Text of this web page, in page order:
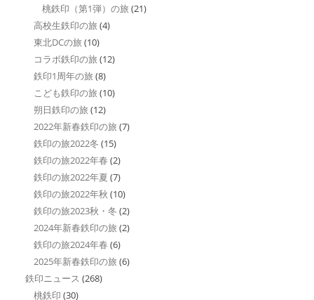
桃鉄印（第1弾）の旅 (21)
高校生鉄印の旅 (4)
東北DCの旅 (10)
コラボ鉄印の旅 (12)
鉄印1周年の旅 (8)
こども鉄印の旅 (10)
朔日鉄印の旅 (12)
2022年新春鉄印の旅 (7)
鉄印の旅2022冬 (15)
鉄印の旅2022年春 (2)
鉄印の旅2022年夏 (7)
鉄印の旅2022年秋 (10)
鉄印の旅2023秋・冬 (2)
2024年新春鉄印の旅 (2)
鉄印の旅2024年春 (6)
2025年新春鉄印の旅 (6)
鉄印ニュース (268)
桃鉄印 (30)